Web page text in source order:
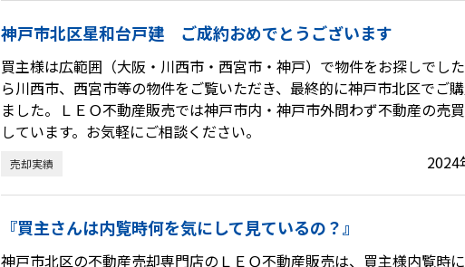
神戸市北区星和台戸建 ご成約おめでとうございます
買主様は広範囲（大阪・川西市・西宮市・神戸）で物件をお探しでし
ら川西市、西宮市等の物件をご覧いただき、最終的に神戸市北区でご
ました。ＬＥＯ不動産販売では神戸市内・神戸市外問わず不動産の売
しています。お気軽にご相談ください。
売却実績 2024
『買主さんは内覧時何を気にして見ているの？』
神戸市北区の不動産売却専門店のＬＥＯ不動産販売は、買主様内覧時